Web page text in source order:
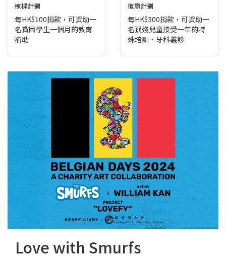
棟樑計劃
每HK$100捐款，可資助一
名貧困學生一個月的教育
補助
復康計劃
每HK$300捐款，可資助一
名孤殘兒童接受一年的特
殊培訓、牙科義診
Love with Smurfs